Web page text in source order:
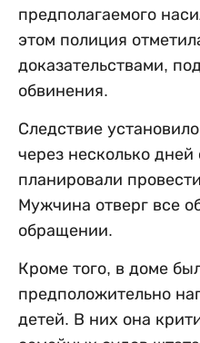
предполагаемого
этом полиция
доказательствами,
обвинения.
Следствие
через несколько
планировали
Мужчина отверг все
обращении.
Кроме того, в доме
предположительно
детей. В них она